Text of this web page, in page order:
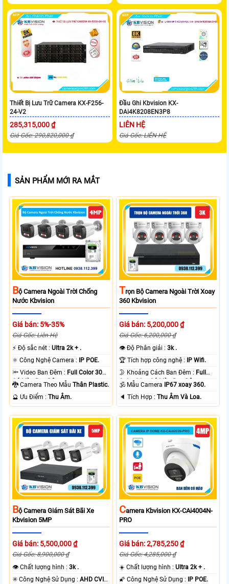
Thiết Bị Lưu Trữ Camera KX-F256-
24-V2
285,315,000 ₫
Giá Gốc: 290,820,000 ₫
Đầu Ghi Kbvision KX-
DAi4K8208EN3P8
LIÊN HỆ
Giá Gốc: LIÊN HỆ
SẢN PHẨM MỚI RA MẮT
BỘ Camera Ngoài Trời Chống
Nước Kbvision
Giá bán: 5%-35%
Giá Gốc: Liên Hệ
️⚡ Độ sắc nét :Ultra 2k + .
⚛️ Công Nghệ Camera :
IP POE.
🔦 Video Ban Đêm : Full Color 30m
Có Màu Ban Ðêm.
🐉️ Camera Theo MẫuThân Plastic.
️🔮 Ưu Điểm :Thu Âm.
TRọn Bộ Camera Ngoài Trời Xoay
360 Kbvision
Giá bán: 5,200,000 ₫
Giá Gốc: 6,200,000 ₫
👁 Độ Phân giải :3k .
🏆 Tích hợp công nghệ :
IP Wifi.
🌛 Khoảng Cách Ban Đêm : Full
Color 30m Có Màu Ban Ðêm.
🕉️ Mẫu Camera
IP67 xoay 360.
️🔈 Tích Hợp :Thu Âm Và Loa.
BỘ Camera Giám Sát Bãi Xe
Kbvision 5MP
Giá bán: 5,500,000 ₫
Giá Gốc: 8,900,000 ₫
👁 Chất lượng hình :3k .
✳️ Công Nghệ Sử Dụng :AHD CVI
CAmera Kbvision KX-CAi4004N-
PRO
Giá bán: 2,785,250 ₫
Giá Gốc: 4,285,000 ₫
☀️ Chất lượng hình :Ultra 2k + .
🌠 Công Nghệ Sử Dụng :
IP POE.